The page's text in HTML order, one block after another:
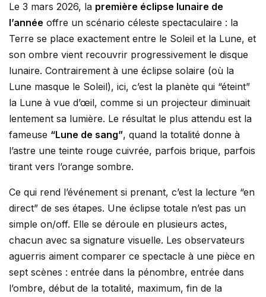
Le 3 mars 2026, la première éclipse lunaire de
l’année offre un scénario céleste spectaculaire : la
Terre se place exactement entre le Soleil et la Lune, et
son ombre vient recouvrir progressivement le disque
lunaire. Contrairement à une éclipse solaire (où la
Lune masque le Soleil), ici, c’est la planète qui “éteint”
la Lune à vue d’œil, comme si un projecteur diminuait
lentement sa lumière. Le résultat le plus attendu est la
fameuse “Lune de sang”, quand la totalité donne à
l’astre une teinte rouge cuivrée, parfois brique, parfois
tirant vers l’orange sombre.
Ce qui rend l’événement si prenant, c’est la lecture “en
direct” de ses étapes. Une éclipse totale n’est pas un
simple on/off. Elle se déroule en plusieurs actes,
chacun avec sa signature visuelle. Les observateurs
aguerris aiment comparer ce spectacle à une pièce en
sept scènes : entrée dans la pénombre, entrée dans
l’ombre, début de la totalité, maximum, fin de la